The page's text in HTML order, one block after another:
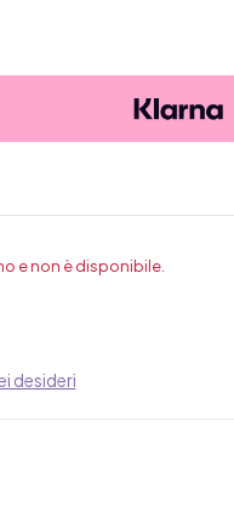
e non è disponibile.
desideri